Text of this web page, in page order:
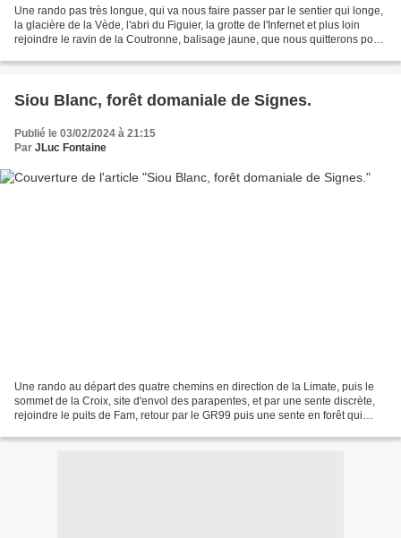
Une rando pas très longue, qui va nous faire passer par le sentier qui longe,
la glacière de la Vède, l'abri du Figuier, la grotte de l'Infernet et plus loin
rejoindre le ravin de la Coutronne, balisage jaune, que nous quitterons pour
Siou Blanc, forêt domaniale de Signes.
Publié le 03/02/2024 à 21:15
Par JLuc Fontaine
Une rando au départ des quatre chemins en direction de la Limate, puis le
sommet de la Croix, site d'envol des parapentes, et par une sente discrète,
rejoindre le puits de Fam, retour par le GR99 puis une sente en forêt qui